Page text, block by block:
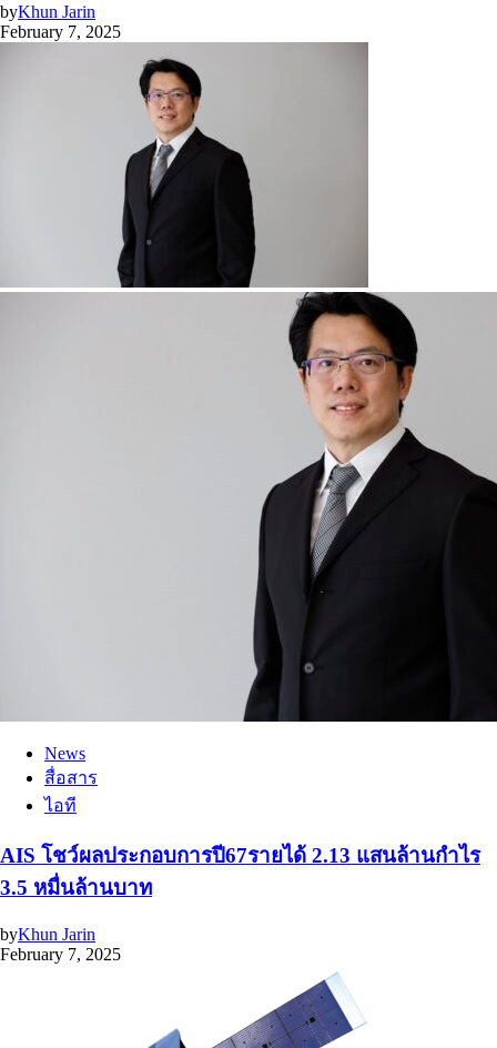
byKhun Jarin
February 7, 2025
News
สื่อสาร
ไอที
AIS โชว์ผลประกอบการปี67รายได้ 2.13 แสนล้านกำไร
3.5 หมื่นล้านบาท
byKhun Jarin
February 7, 2025